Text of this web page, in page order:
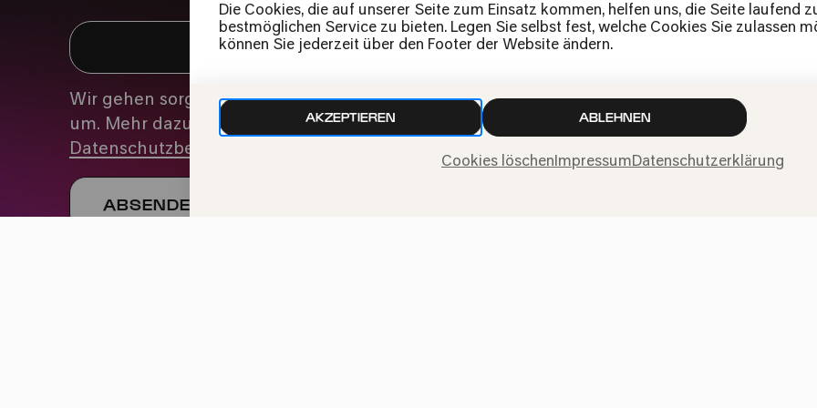
Die Cookies, die auf unserer Seite zum Einsatz kommen, helfen uns, die Seite laufend
bestmöglichen Service zu bieten. Legen Sie selbst fest, welche Cookies Sie zulassen
können Sie jederzeit über den Footer der Website ändern.
AKZEPTIEREN ABLEHNEN
Cookies löschen ImpressumDatenschutzerklärung
Wir gehen sorgfältig mit deinen Daten
um. Mehr dazu in unseren
Datenschutzbestimmungen
News
Kontakt